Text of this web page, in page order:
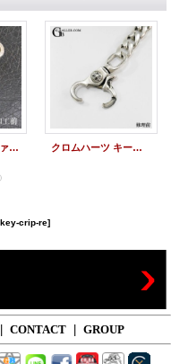
クリップ修理 ファンシーチェーン キーリング クロムハーツ キーリング修理 ロングクラシックリンク バネ交換 クリップ修理
crip-re]
CONTACT GROUP